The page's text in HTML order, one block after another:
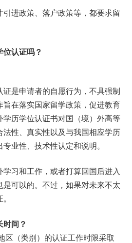
进政策、落户政策等，都要求留
位认证吗？
证是申请者的自愿行为，不具强制
旨在落实国家留学政策，促进教育
学历学位认证书对国（境）外高等
法性、真实性以及与我国相应学历
业性、技术性认定和说明。
习和工作，或者打算回国后进入
是可以的。不过，如果对未来不太
时间？
区（类别）的认证工作时限采取